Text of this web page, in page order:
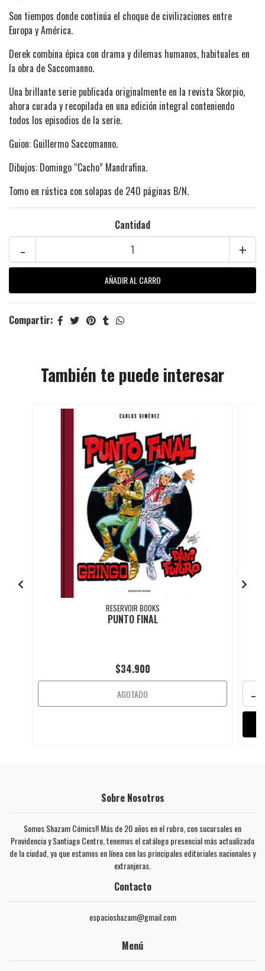
Son tiempos donde continúa el choque de civilizaciones entre
Europa y América.
Derek combina épica con drama y dilemas humanos, habituales en
la obra de Saccomanno.
Una brillante serie publicada originalmente en la revista Skorpio,
ahora curada y recopilada en una edición integral conteniendo
todos los episodios de la serie.
Guion: Guillermo Saccomanno.
Dibujos: Domingo “Cacho” Mandrafina.
Tomo en rústica con solapas de 240 páginas B/N.
Cantidad
+
-
Compartir:
También te puede interesar
RESERVOIR BOOKS
PUNTO FINAL
$34.900
AGOTADO -
Sobre Nosotros
Somos Shazam Cómics!! Más de 20 años en el rubro, con sucursales en
Providencia y Santiago Centro, tenemos el catálogo presencial más actualizado
de la ciudad, ya que estamos en línea con las principales editoriales nacionales y
extranjeras.
Contacto
espacioshazam@gmail.com
Menú